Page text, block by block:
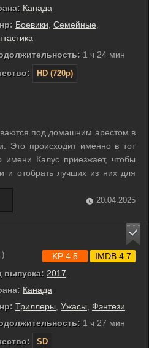
Канада
Боевики Семейные
1 ч 24 мин
HD (720p)
под домашним арестом в
Это происходит именно в тот
имени Калус приезжает, чтобы
и отобрать лучших из них для
Калус крадет
и только у пятерки друзей
...
20.04.2025
выпуска: 2017
Канада
Триллеры Ужасы Фэнтези
1 ч 27 мин
SD
KP 4.5 IMDB 4.7